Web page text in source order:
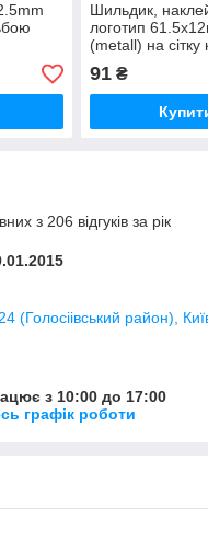
Шильдик,
логотип
(metall) на сітку
HARMAN/
91₴
з 206 відгуків за рік
(Голосіівський район),
з 10:00 до 17:00
графік роботи